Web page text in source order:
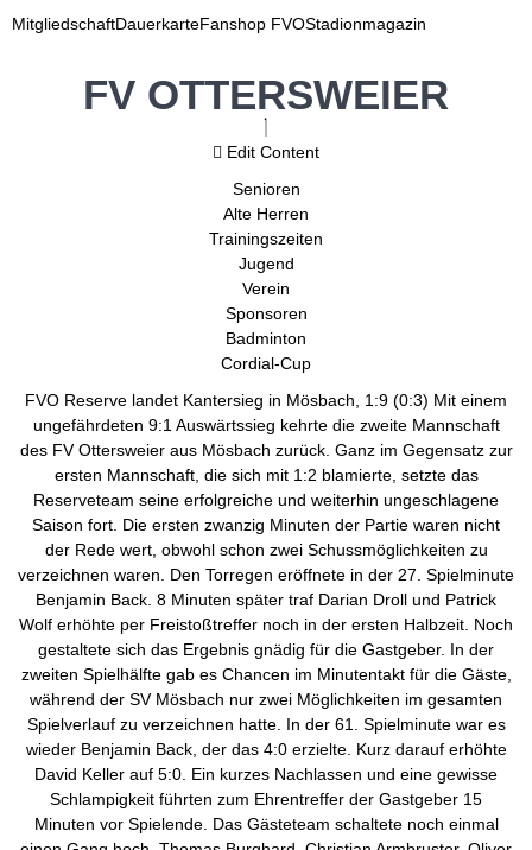
MitgliedschaftDauerkarteFanshop FVOStadionmagazin
FV OTTERSWEIER
Edit Content
Senioren
Alte Herren
Trainingszeiten
Jugend
Verein
Sponsoren
Badminton
Cordial-Cup
FVO Reserve landet Kantersieg in Mösbach, 1:9 (0:3) Mit einem
ungefährdeten 9:1 Auswärtssieg kehrte die zweite Mannschaft
des FV Ottersweier aus Mösbach zurück. Ganz im Gegensatz zur
ersten Mannschaft, die sich mit 1:2 blamierte, setzte das
Reserveteam seine erfolgreiche und weiterhin ungeschlagene
Saison fort. Die ersten zwanzig Minuten der Partie waren nicht
der Rede wert, obwohl schon zwei Schussmöglichkeiten zu
verzeichnen waren. Den Torregen eröffnete in der 27. Spielminute
Benjamin Back. 8 Minuten später traf Darian Droll und Patrick
Wolf erhöhte per Freistoßtreffer noch in der ersten Halbzeit. Noch
gestaltete sich das Ergebnis gnädig für die Gastgeber. In der
zweiten Spielhälfte gab es Chancen im Minutentakt für die Gäste,
während der SV Mösbach nur zwei Möglichkeiten im gesamten
Spielverlauf zu verzeichnen hatte. In der 61. Spielminute war es
wieder Benjamin Back, der das 4:0 erzielte. Kurz darauf erhöhte
David Keller auf 5:0. Ein kurzes Nachlassen und eine gewisse
Schlampigkeit führten zum Ehrentreffer der Gastgeber 15
Minuten vor Spielende. Das Gästeteam schaltete noch einmal